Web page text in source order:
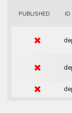
PUBLISHED ID